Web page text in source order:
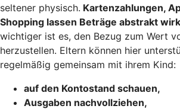
seltener physisch. Kartenzahlungen,
Shopping lassen Beträge abstrakt
wichtiger ist es, den Bezug zum Wert
herzustellen. Eltern können hier
regelmäßig gemeinsam mit ihrem Kind:
auf den Kontostand schauen,
Ausgaben nachvollziehen,